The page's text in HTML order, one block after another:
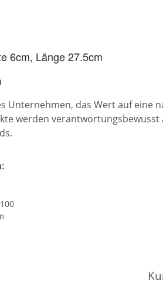
6cm, Länge 27.5cm
Unternehmen, das Wert auf eine
werden